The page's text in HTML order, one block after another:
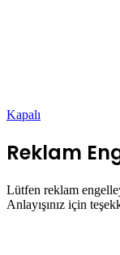
Kapalı
Reklam
Lütfen reklam
Anlayışınız için